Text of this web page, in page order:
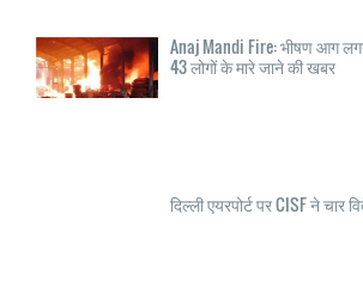
Anaj Mandi Fire: भीषण आग
43 लोगों के मारे जाने की खबर
दिल्ली एयरपोर्ट पर CISF ने चार